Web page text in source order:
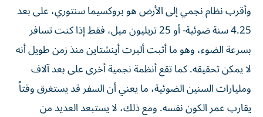
وأقرب نظام نجمي إلى الأرض هو بروكسيما سنتوري، على بعد
4.25 سنة ضوئية- أو 25 تريليون ميل، فقط إذا كنت تسافر
بسرعة الضوء، وهو ما أثبت ألبرت أينشتاين منذ زمن طويل أنه
لا يمكن تحقيقه. كما تقع أنظمة نجمية أخرى على بعد آلاف
ومليارات السنين الضوئية، ما يعني أن السفر قد يستغرق وقتاً
يقارب عمر الكون نفسه. ومع ذلك، لا يستبعد العديد من